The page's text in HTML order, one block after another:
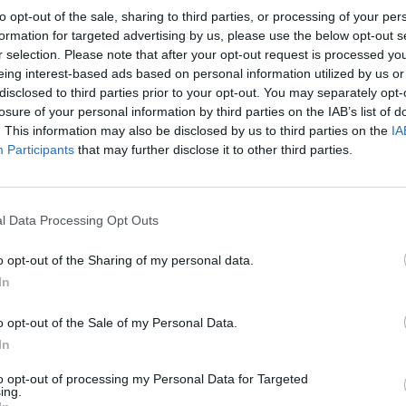
opt-out of the sale, sharing to third parties, or processing of your
for targeted advertising by us, please use the below opt-out
selection. Please note that after your opt-out request is processed
interest-based ads based on personal information utilized by us
to third parties prior to your opt-out. You may separately
of your personal information by third parties on the IAB’s list of
This information may also be disclosed by us to third parties on the
Participants that may further disclose it to other third parties.
Data Processing Opt Outs
opt-out of the Sharing of my personal data.
opt-out of the Sale of my Personal Data.
opt-out of processing my Personal Data for Targeted
🎯 Τι θα κάνεις:
✔️ Ηγείσαι της ομάδας του καταστήματος και
✔️ Προσφέρεις κορυφαία εξυπηρέτηση πελατών και
✔️ Διαχειρίζεσαι αποθέματα, παραγγελίες και
✔️ Εκπαιδεύεις και αναπτύσσεις την ομάδα σου για ακόμα
✔️ Παρακολουθείς τη σωστή τήρηση των διαδικασιών
✅ Εμπειρία 2+ ετών στη διαχείριση καταστημάτων
✅ Ηγετικές ικανότητες & προσανατολισμός στην
✅ Ομαδικό πνεύμα, ευελιξία & οργανωτικές δεξιότητες